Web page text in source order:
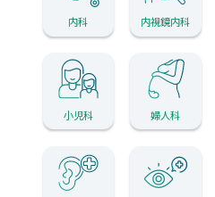
内科 内視鏡内科
小児科 婦人科